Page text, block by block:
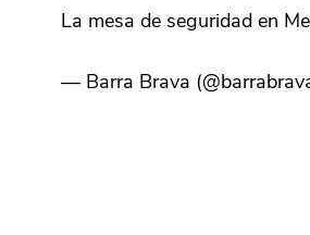
La mesa de seguridad en
— Barra Brava